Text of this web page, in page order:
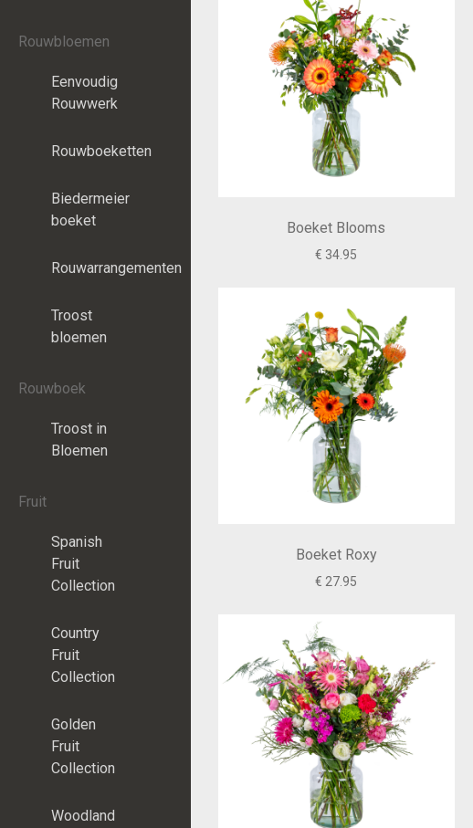
Rouwbloemen
Eenvoudig
Rouwwerk
Rouwboeketten
Biedermeier
boeket
Rouwarrangementen
Troost
bloemen
Rouwboek
Troost in
Bloemen
Fruit
Spanish
Fruit
Collection
Country
Fruit
Collection
Golden
Fruit
Collection
Woodland
Boeket Blooms
€ 34.95
Boeket Roxy
€ 27.95